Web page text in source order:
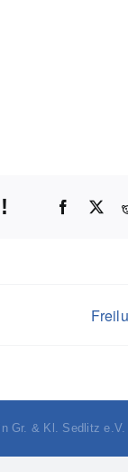
Facebook
X
Gr. & Kl. Sedlitz e.V.